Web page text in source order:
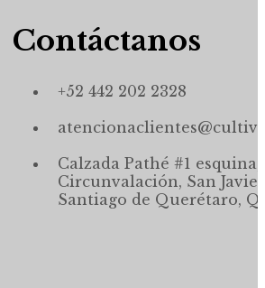
Contáctanos
+52 442 202 2328
Calzada Pathé #1 esquina,
Circunvalación, San
Santiago de Querétaro,